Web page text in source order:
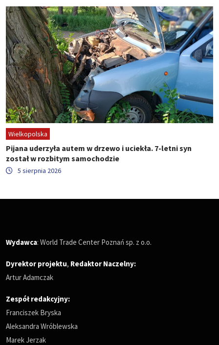
Wielkopolska
Pijana uderzyła autem w drzewo i uciekła. 7-letni syn
został w rozbitym samochodzie
5 sierpnia 2026
Wydawca: World Trade Center Poznań sp. z o.o.
Dyrektor projektu, Redaktor Naczelny:
Artur Adamczak
Zespół redakcyjny:
Franciszek Bryska
Aleksandra Wróblewska
Marek Jerzak